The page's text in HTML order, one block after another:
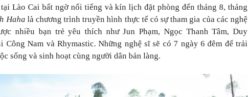
Lào Cai bất ngờ nổi tiếng và kín lịch đặt phòng đến tháng 8, tháng
Haha là chương trình truyền hình thực tế có sự tham gia của các nghệ
nhiều bạn trẻ yêu thích như Jun Phạm, Ngọc Thanh Tâm, Duy
Công Nam và Rhymastic. Những nghệ sĩ sẽ có 7 ngày 6 đêm để trải
sống và sinh hoạt cùng người dân bản làng.